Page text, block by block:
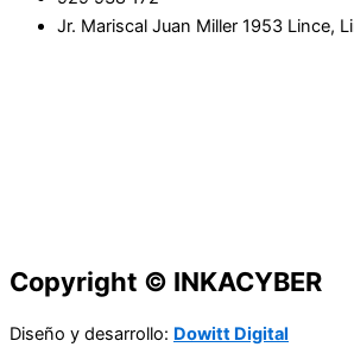
Jr. Mariscal Juan Miller 1953 Lince,
Copyright © INKACYBER
Diseño y desarrollo: Dowitt Digital